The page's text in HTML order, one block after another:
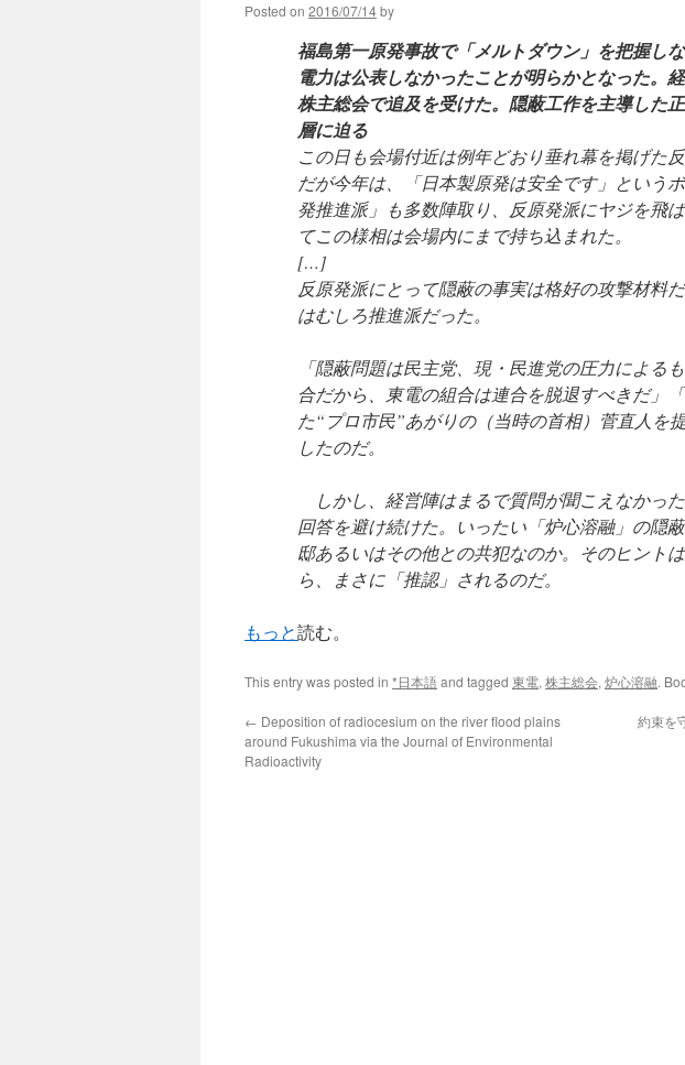
Posted on 2016/07/14by
福島第一原発事故で「メルトダウン」を把握し
電力は公表しなかったことが明らかとなった。
株主総会で追及を受けた。隠蔽工作を主導した
層に迫る
この日も会場付近は例年どおり垂れ幕を掲げた
だが今年は、「日本製原発は安全です」という
発推進派」も多数陣取り、反原発派にヤジを飛
てこの様相は会場内にまで持ち込まれた。
[…]
反原発派にとって隠蔽の事実は格好の攻撃材料
はむしろ推進派だった。
「隠蔽問題は民主党、現・民進党の圧力による
合だから、東電の組合は連合を脱退すべきだ」
た“プロ市民”あがりの（当時の首相）菅直人を
したのだ。
しかし、経営陣はまるで質問が聞こえなかっ
回答を避け続けた。いったい「炉心溶融」の隠
邸あるいはその他との共犯なのか。そのヒント
ら、まさに「推認」されるのだ。
もっと読む。
This entry was posted in *日本語and tagged 東電, 株主総会, 炉心溶融.
← Deposition of radiocesium on the river flood plains
around Fukushima via the Journal of Environmental
Radioactivity
約束を